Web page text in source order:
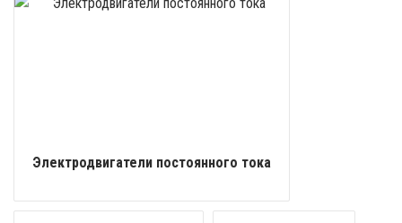
Электродвигатели постоянного тока